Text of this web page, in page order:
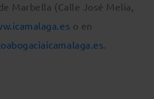
Marbella (Calle José Melia,
o en
.